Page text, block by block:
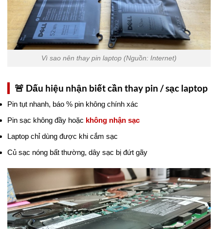
Vì sao nên thay pin laptop (Nguồn: Internet)
🚨 Dấu hiệu nhận biết cần thay pin / sạc laptop
Pin tụt nhanh, báo % pin không chính xác
Pin sạc không đầy hoặc không nhận sạc
Laptop chỉ dùng được khi cắm sạc
Củ sạc nóng bất thường, dây sạc bị đứt gãy